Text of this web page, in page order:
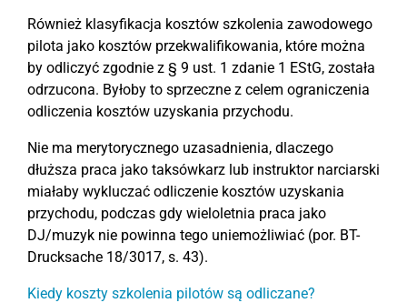
Również klasyfikacja kosztów szkolenia zawodowego
pilota jako kosztów przekwalifikowania, które można
by odliczyć zgodnie z § 9 ust. 1 zdanie 1 EStG, została
odrzucona. Byłoby to sprzeczne z celem ograniczenia
odliczenia kosztów uzyskania przychodu.
Nie ma merytorycznego uzasadnienia, dlaczego
dłuższa praca jako taksówkarz lub instruktor narciarski
miałaby wykluczać odliczenie kosztów uzyskania
przychodu, podczas gdy wieloletnia praca jako
DJ/muzyk nie powinna tego uniemożliwiać (por. BT-
Drucksache 18/3017, s. 43).
Kiedy koszty szkolenia pilotów są odliczane?